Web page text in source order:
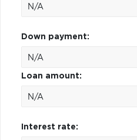
Down payment:
Loan amount:
Interest rate: